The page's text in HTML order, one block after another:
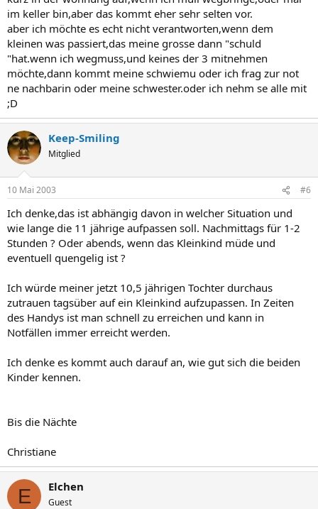
im keller bin,aber das kommt eher sehr selten vor.
aber ich möchte es echt nicht verantworten,wenn dem
kleinen was passiert,das meine grosse dann "schuld
"hat.wenn ich wegmuss,und keines der 3 mitnehmen
möchte,dann kommt meine schwiemu oder ich frag zur not
ne nachbarin oder meine schwester.oder ich nehm se alle mit
;D
Keep-Smiling
Mitglied
10 Mai 2003 #6
Ich denke,das ist abhängig davon in welcher Situation und
wie lange die 11 jährige aufpassen soll. Nachmittags für 1-2
Stunden ? Oder abends, wenn das Kleinkind müde und
eventuell quengelig ist ?
Ich würde meiner jetzt 10,5 jährigen Tochter durchaus
zutrauen tagsüber auf ein Kleinkind aufzupassen. In Zeiten
des Handys ist man schnell zu erreichen und kann in
Notfällen immer erreicht werden.
Ich denke es kommt auch darauf an, wie gut sich die beiden
Kinder kennen.
Bis die Nächte
Christiane
E Elchen
Guest